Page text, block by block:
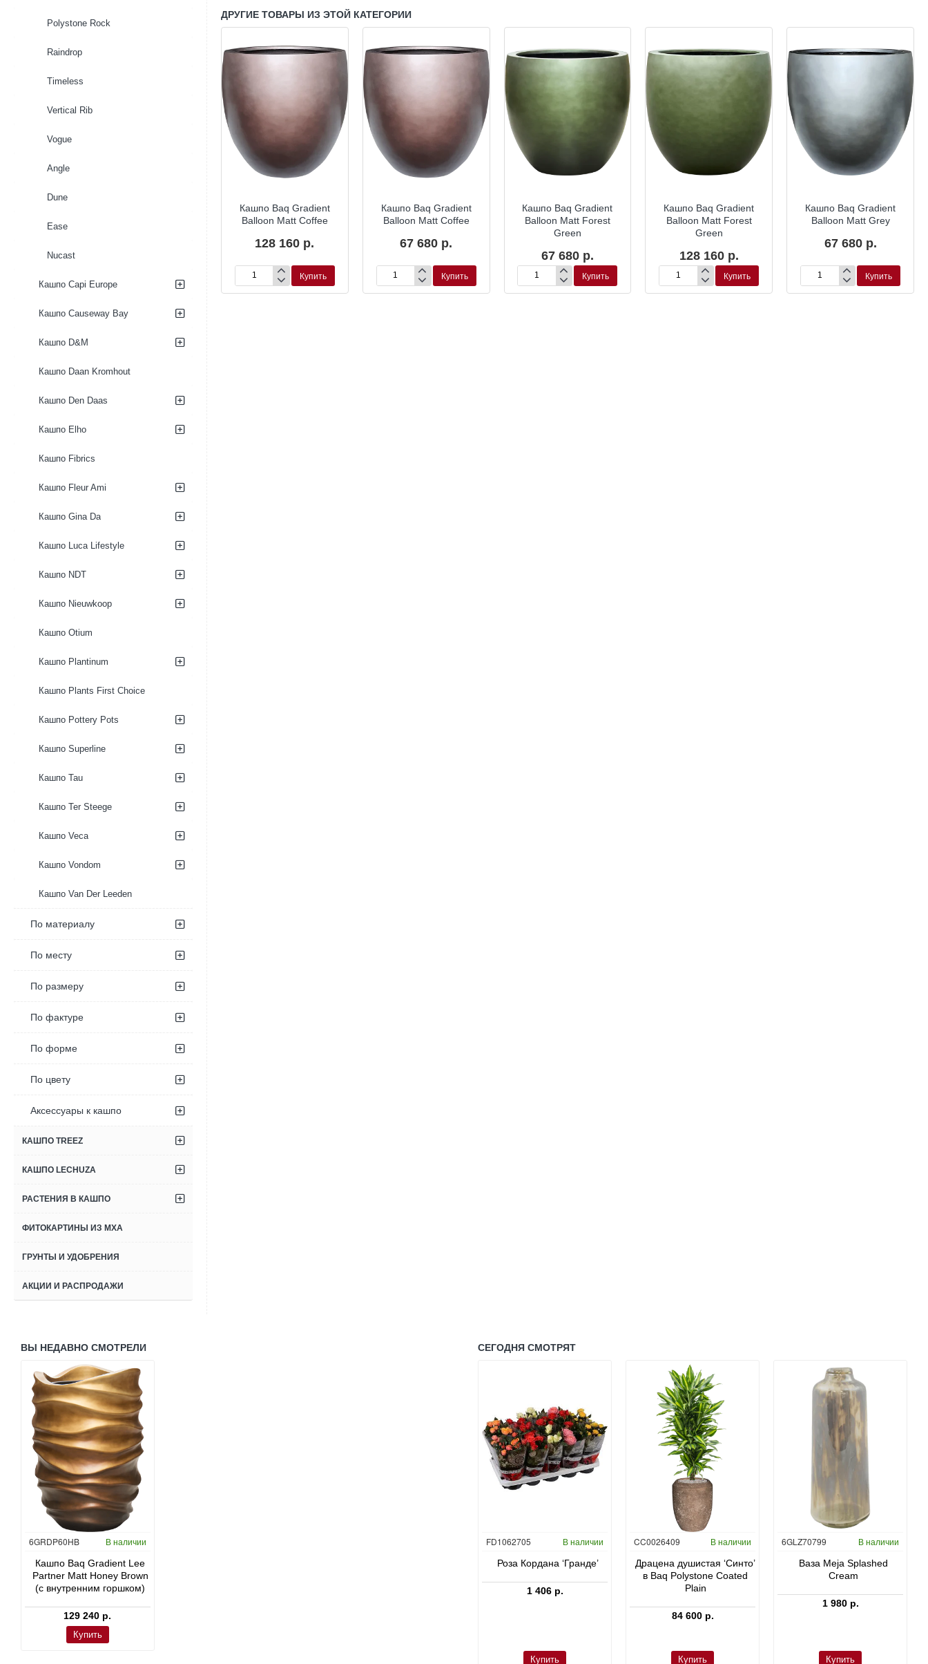
Polystone Rock
Raindrop
Timeless
Vertical Rib
Vogue
Angle
Dune
Ease
Nucast
Кашпо Capi Europe
Кашпо Causeway Bay
Кашпо D&M
Кашпо Daan Kromhout
Кашпо Den Daas
Кашпо Elho
Кашпо Fibrics
Кашпо Fleur Ami
Кашпо Gina Da
Кашпо Luca Lifestyle
Кашпо NDT
Кашпо Nieuwkoop
Кашпо Otium
Кашпо Plantinum
Кашпо Plants First Choice
Кашпо Pottery Pots
Кашпо Superline
Кашпо Tau
Кашпо Ter Steege
Кашпо Veca
Кашпо Vondom
Кашпо Van Der Leeden
По материалу
По месту
По размеру
По фактуре
По форме
По цвету
Аксессуары к кашпо
КАШПО TREEZ
КАШПО LECHUZA
РАСТЕНИЯ В КАШПО
ФИТОКАРТИНЫ ИЗ МХА
ГРУНТЫ И УДОБРЕНИЯ
АКЦИИ И РАСПРОДАЖИ
ДРУГИЕ ТОВАРЫ ИЗ ЭТОЙ КАТЕГОРИИ
Кашпо
Couple
Кашпо Baq Gradient
Balloon Matt Coffee
128 160 р.
Кашпо
Baq
Купить
Кашпо Baq Gradient
Balloon Matt Coffee
67 680 р.
Кашпо
Baq
Купить
Кашпо Baq Gradient
Balloon Matt Forest
Green
67 680 р.
Кашпо
Baq
Купить
Кашпо Baq Gradient
Balloon Matt Forest
Green
128 160 р.
Кашпо
Baq
Купить
Кашпо Baq Gradient
Balloon Matt Grey
67 680 р.
Кашпо
Baq
Купить
ВЫ НЕДАВНО СМОТРЕЛИ
6GRDP60HB В наличии
Кашпо Baq Gradient Lee
Partner Matt Honey Brown
(с внутренним горшком)
129 240 р.
Купить
СЕГОДНЯ СМОТРЯТ
CC0039051 В наличии
Плеомела (Драцена)
‘Анита’ в Rough
FD1062705 В наличии
Роза Кордана ‘Гранде’
1 406 р.
Купить
CC0026409 В наличии
Драцена душистая ‘Синто’
в Baq Polystone Coated
Plain
84 600 р.
Купить
6GLZ70799 В наличии
Ваза Meja Splashed
Cream
1 980 р.
Купить